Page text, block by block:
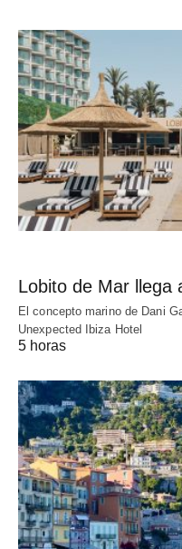
Lobito de Mar llega
El concepto marino de Dani
Unexpected Ibiza Hotel
5 horas